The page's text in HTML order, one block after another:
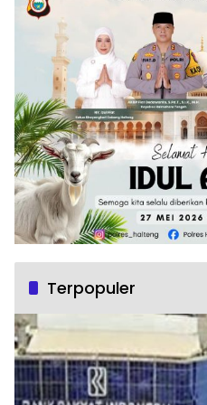
Terpopuler